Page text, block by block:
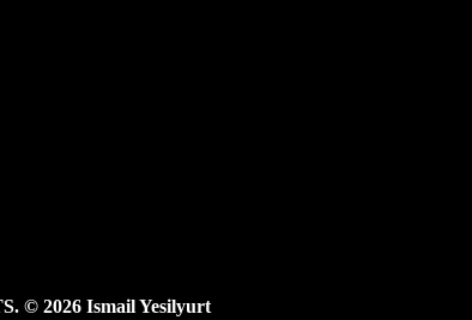
© 2026 Ismail Yesilyurt